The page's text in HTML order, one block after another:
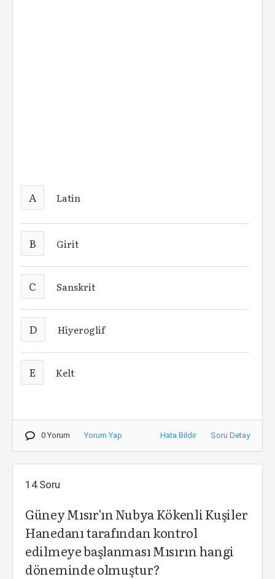
A Latin
B Girit
C Sanskrit
D Hiyeroglif
E Kelt
0 Yorum Yorum Yap Hata Bildir Soru Detay
14.Soru
Güney Mısır'ın Nubya Kökenli Kuşiler
Hanedanı tarafından kontrol
edilmeye başlanması Mısırın hangi
döneminde olmuştur?